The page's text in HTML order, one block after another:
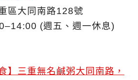
區大同南路128號
(週五、週一休息)
】三重無名鹹粥大同南路，